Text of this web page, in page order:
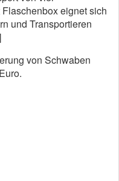
eignet sich
und Transportieren
von Schwaben